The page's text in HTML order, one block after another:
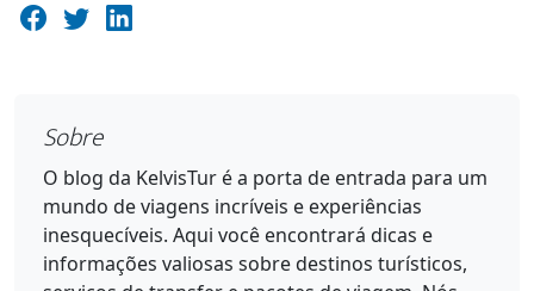
Sobre
O blog da KelvisTur é a porta de entrada para um
mundo de viagens incríveis e experiências
inesquecíveis. Aqui você encontrará dicas e
informações valiosas sobre destinos turísticos,